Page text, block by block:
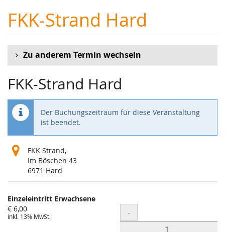
Haupt-
Inhalt
FKK-Strand Hard
Zu anderem Termin wechseln
FKK-Strand Hard
Der Buchungszeitraum für diese Veranstaltung
ist beendet.
FKK Strand,
Im Böschen 43
6971 Hard
Produkte
Unkategorisierte
Produkte
Einzeleintritt Erwachsene
€ 6,00
inkl. 13% MwSt. Menge
-